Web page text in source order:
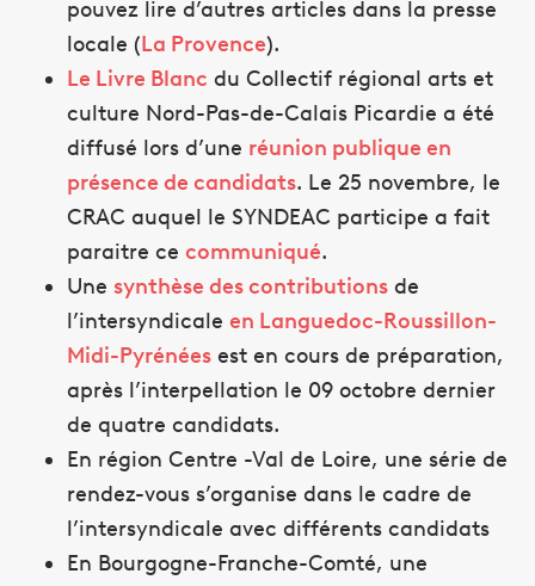
pouvez lire d’autres articles dans la presse
locale (La Provence).
Le Livre Blanc du Collectif régional arts et
culture Nord-Pas-de-Calais Picardie a été
diffusé lors d’une réunion publique en
présence de candidats. Le 25 novembre, le
CRAC auquel le SYNDEAC participe a fait
paraitre ce communiqué.
Une synthèse des contributions de
l’intersyndicale en Languedoc-Roussillon-
Midi-Pyrénées est en cours de préparation,
après l’interpellation le 09 octobre dernier
de quatre candidats.
En région Centre -Val de Loire, une série de
rendez-vous s’organise dans le cadre de
l’intersyndicale avec différents candidats
En Bourgogne-Franche-Comté, une